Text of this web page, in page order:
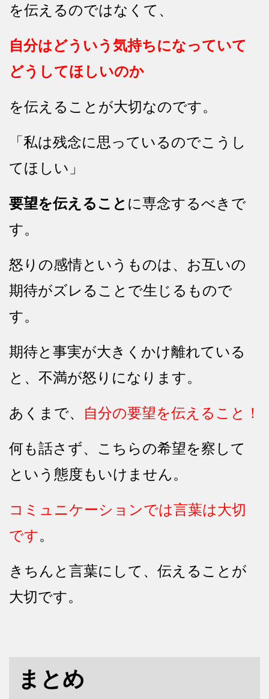
を伝えるのではなくて、
自分はどういう気持ちになっていて
どうしてほしいのか
を伝えることが大切なのです。
「私は残念に思っているのでこうし
てほしい」
要望を伝えること に専念するべきで
す。
怒りの感情というものは、お互いの
期待がズレることで生じるもので
す。
期待と事実が大きくかけ離れている
と、不満が怒りになります。
あくまで、 自分の要望を伝えること！
何も話さず、こちらの希望を察して
という態度もいけません。
コミュニケーションでは言葉は大切
です。
きちんと言葉にして、伝えることが
大切です。
まとめ